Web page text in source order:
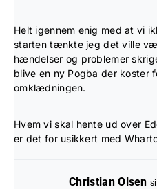
Helt igennem enig med at vi
starten tænkte jeg det ville
hændelser og problemer
blive en ny Pogba der koster
omklædningen.
Hvem vi skal hente ud over
er det for usikkert med
Christian Olsen